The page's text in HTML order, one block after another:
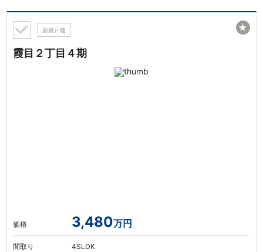
新築戸建
霞目２丁目４期
価格 3,480万円
間取り 4SLDK
★